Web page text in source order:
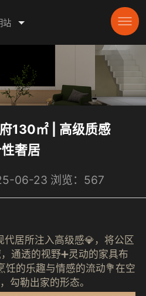
站
130㎡ | 高级质感
奢居
06-23 浏览：567
居所注入高级感💎，将公区
通透的视野➕灵动的家具布
饪的乐趣与情感的流动💐在空
勾勒出家的形态。